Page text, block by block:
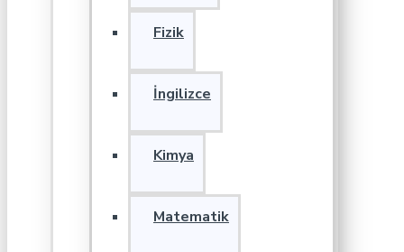
Fizik
İngilizce
Kimya
Matematik